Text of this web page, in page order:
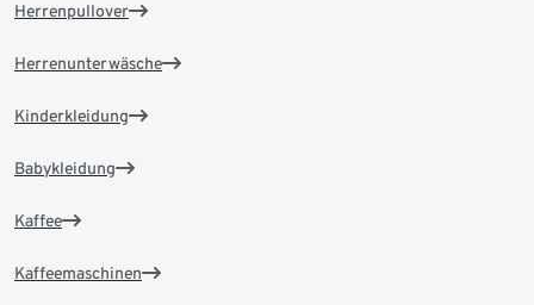
Herrenpullover
Herrenunterwäsche
Kinderkleidung
Babykleidung
Kaffee
Kaffeemaschinen